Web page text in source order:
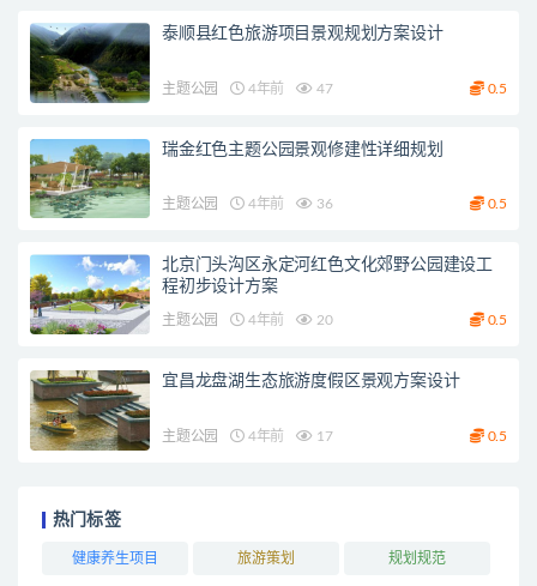
泰顺县红色旅游项目景观规划方案设计
主题公园 4年前 47 0.5
瑞金红色主题公园景观修建性详细规划
主题公园 4年前 36 0.5
北京门头沟区永定河红色文化郊野公园建设工
程初步设计方案
主题公园 4年前 20 0.5
宜昌龙盘湖生态旅游度假区景观方案设计
主题公园 4年前 17 0.5
热门标签
健康养生项目 旅游策划 规划规范